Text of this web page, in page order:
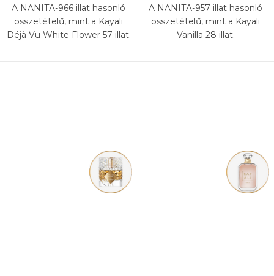
A NANITA-966 illat hasonló
összetételű, mint a Kayali
Déjà Vu White Flower 57 illat.
A NANITA-957 illat hasonló
összetételű, mint a Kayali
Vanilla 28 illat.